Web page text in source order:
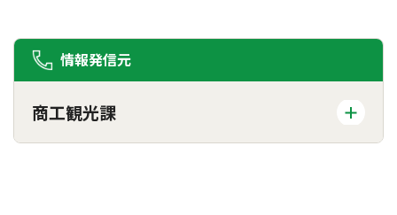
情報発信元
商工観光課